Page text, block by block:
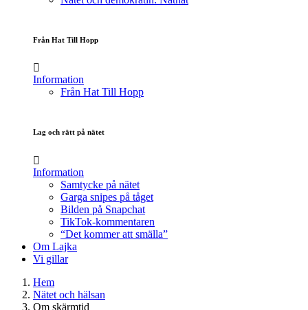
Från Hat Till Hopp
Information
Från Hat Till Hopp
Lag och rätt på nätet
Information
Samtycke på nätet
Garga snipes på tåget
Bilden på Snapchat
TikTok-kommentaren
“Det kommer att smälla”
Om Lajka
Vi gillar
Hem
Nätet och hälsan
Om skärmtid